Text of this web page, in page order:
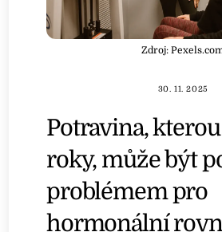
Zdroj:
30. 11. 2025
Potravina,
roky, může být
problémem pro
hormonální